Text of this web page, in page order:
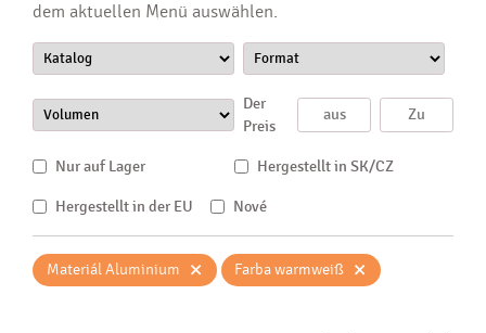
dem aktuellen Menü auswählen.
Der
Preis
Nur auf Lager Hergestellt in SK/CZ
Hergestellt in der EU Nové
Materiál Aluminium × Farba warmweiß ×